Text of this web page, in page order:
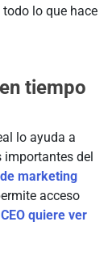
lo que hace
tiempo
lo ayuda a
importantes del
marketing
acceso
quiere ver